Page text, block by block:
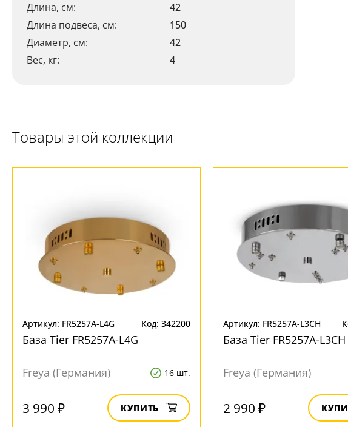
Ваш регион:
+7 (800) 775-63-32 - бесплатно по России
+7 (495) 255-03-21- бесплатная доставка
Длина, см:
42
Длина подвеса, см:
150
Диаметр, см:
42
Вес, кг:
4
Товары этой коллекции
Артикул: FR5257A-L4G Код: 342200
База Tier FR5257A-L4G
Freya (Германия) 16 шт.
3 990 ₽ КУПИТЬ
Артикул: FR5257A-L3CH
База Tier FR5257A-L3CH
Freya (Германия)
2 990 ₽